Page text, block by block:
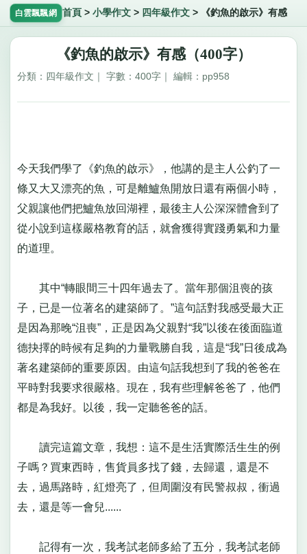
白雲飄飄網 首頁 > 小學作文> 四年級作文> 《釣魚的啟示》有感
《釣魚的啟示》有感（400字）
分類：四年級作文｜ 字數：400字｜ 編輯：pp958
今天我們學了《釣魚的啟示》，他講的是主人公釣了一
條又大又漂亮的魚，可是離鱸魚開放日還有兩個小時，
父親讓他們把鱸魚放回湖裡，最後主人公深深體會到了
從小說到這樣嚴格教育的話，就會獲得實踐勇氣和力量
的道理。
其中“轉眼間三十四年過去了。當年那個沮喪的孩
子，已是一位著名的建築師了。”這句話對我感受最大正
是因為那晚“沮喪”，正是因為父親對“我”以後在後面臨道
德抉擇的時候有足夠的力量戰勝自我，這是“我”日後成為
著名建築師的重要原因。由這句話我想到了我的爸爸在
平時對我要求很嚴格。現在，我有些理解爸爸了，他們
都是為我好。以後，我一定聽爸爸的話。
讀完這篇文章，我想：這不是生活實際活生生的例
子嗎？買東西時，售貨員多找了錢，去歸還，還是不
去，過馬路時，紅燈亮了，但周圍沒有民警叔叔，衝過
去，還是等一會兒......
記得有一次，我考試老師多給了五分，我考試老師